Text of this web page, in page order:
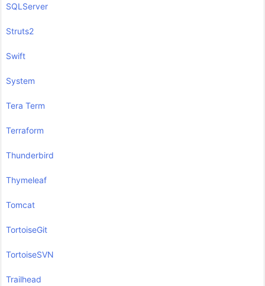
SQLServer
Struts2
Swift
System
Tera Term
Terraform
Thunderbird
Thymeleaf
Tomcat
TortoiseGit
TortoiseSVN
Trailhead